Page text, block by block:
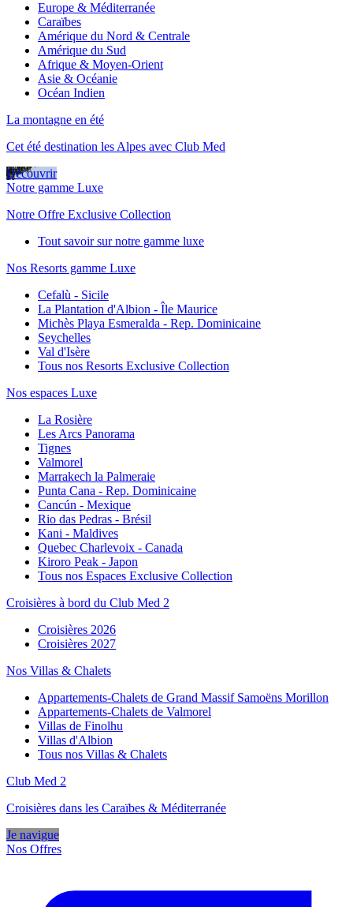
Europe & Méditerranée
Caraïbes
Amérique du Nord & Centrale
Amérique du Sud
Afrique & Moyen-Orient
Asie & Océanie
Océan Indien
La montagne en été
Cet été destination les Alpes avec Club Med
Découvrir
Notre gamme Luxe
Notre Offre Exclusive Collection
Tout savoir sur notre gamme luxe
Nos Resorts gamme Luxe
Cefalù - Sicile
La Plantation d'Albion - Île Maurice
Michès Playa Esmeralda - Rep. Dominicaine
Seychelles
Val d'Isère
Tous nos Resorts Exclusive Collection
Nos espaces Luxe
La Rosière
Les Arcs Panorama
Tignes
Valmorel
Marrakech la Palmeraie
Punta Cana - Rep. Dominicaine
Cancún - Mexique
Rio das Pedras - Brésil
Kani - Maldives
Quebec Charlevoix - Canada
Kiroro Peak - Japon
Tous nos Espaces Exclusive Collection
Croisières à bord du Club Med 2
Croisières 2026
Croisières 2027
Nos Villas & Chalets
Appartements-Chalets de Grand Massif Samoëns Morillon
Appartements-Chalets de Valmorel
Villas de Finolhu
Villas d'Albion
Tous nos Villas & Chalets
Club Med 2
Croisières dans les Caraïbes & Méditerranée
Je navigue
Nos Offres